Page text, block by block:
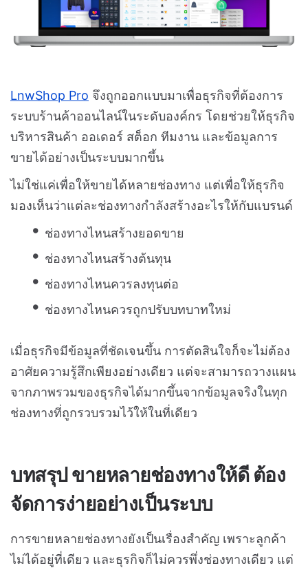
LnwShop Pro จึงถูกออกแบบมาเพื่อธุรกิจที่ต้องการ
ระบบร้านค้าออนไลน์ในระดับองค์กร โดยช่วยให้ธุรกิจ
บริหารสินค้า ออเดอร์ สต็อก ทีมงาน และข้อมูลการ
ขายได้อย่างเป็นระบบมากขึ้น
ไม่ใช่แค่เพื่อให้ขายได้หลายช่องทาง แต่เพื่อให้ธุรกิจ
มองเห็นว่าแต่ละช่องทางกำลังสร้างอะไรให้กับแบรนด์
ช่องทางไหนสร้างยอดขาย
ช่องทางไหนสร้างต้นทุน
ช่องทางไหนควรลงทุนต่อ
ช่องทางไหนควรถูกปรับบทบาทใหม่
เมื่อธุรกิจมีข้อมูลที่ชัดเจนขึ้น การตัดสินใจก็จะไม่ต้อง
อาศัยความรู้สึกเพียงอย่างเดียว แต่จะสามารถวางแผน
จากภาพรวมของธุรกิจได้มากขึ้นจากข้อมูลจริงในทุก
ช่องทางที่ถูกรวบรวมไว้ให้ในที่เดียว
บทสรุป ขายหลายช่องทางให้ดี ต้อง
จัดการง่ายอย่างเป็นระบบ
การขายหลายช่องทางยังเป็นเรื่องสำคัญ เพราะลูกค้า
ไม่ได้อยู่ที่เดียว และธุรกิจก็ไม่ควรพึ่งช่องทางเดียว แต่